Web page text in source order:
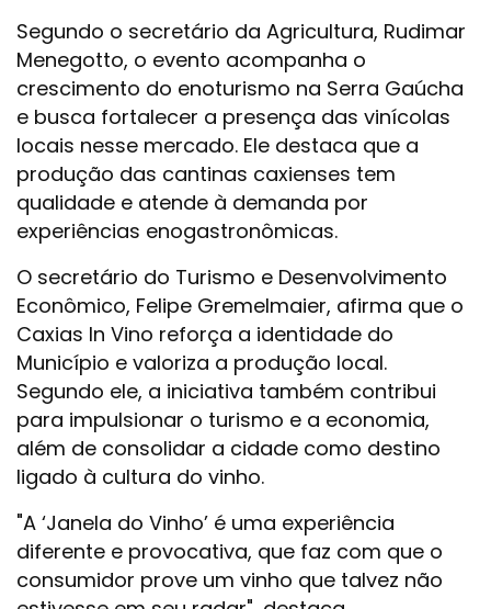
Segundo o secretário da Agricultura, Rudimar
Menegotto, o evento acompanha o
crescimento do enoturismo na Serra Gaúcha
e busca fortalecer a presença das vinícolas
locais nesse mercado. Ele destaca que a
produção das cantinas caxienses tem
qualidade e atende à demanda por
experiências enogastronômicas.
O secretário do Turismo e Desenvolvimento
Econômico, Felipe Gremelmaier, afirma que o
Caxias In Vino reforça a identidade do
Município e valoriza a produção local.
Segundo ele, a iniciativa também contribui
para impulsionar o turismo e a economia,
além de consolidar a cidade como destino
ligado à cultura do vinho.
"A ‘Janela do Vinho’ é uma experiência
diferente e provocativa, que faz com que o
consumidor prove um vinho que talvez não